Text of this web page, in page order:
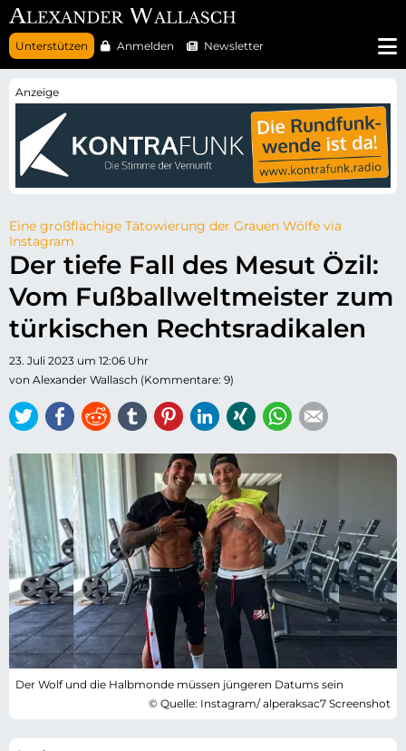
N
a
v
r
s
p
n
g
e
n
Unterstützen Anmelden Newsletter
Eine großflächige Tätowierung der Grauen Wölfe via
Instagram
Der tiefe Fall des Mesut Özil:
Vom Fußballweltmeister zum
türkischen Rechtsradikalen
23. Juli 2023 um 12:06 Uhr
von Alexander Wallasch (Kommentare: 9)
TwitterFacebook
ReddittumblrPinterestLinkedIn
Xing WhatsApp
Der Wolf und die Halbmonde müssen jüngeren Datums sein
© Quelle: Instagram/ alperaksac7 Screenshot